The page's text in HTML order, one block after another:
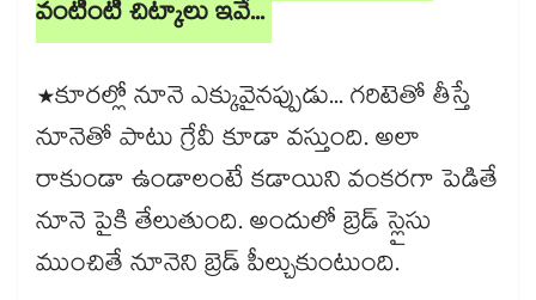
వంటింటి చిట్కాలు ఇవే...
*కూరల్లో నూనె ఎక్కువైనప్పుడు... గరిటెతో తీస్తే
నూనెతో పాటు గ్రేవీ కూడా వస్తుంది. అలా
రాకుండా ఉండాలంటే కడాయిని వంకరగా పెడితే
నూనె పైకి తేలుతుంది. అందులో బ్రెడ్ స్లైసు
ముంచితే నూనెని బ్రెడ్ పీల్చుకుంటుంది.